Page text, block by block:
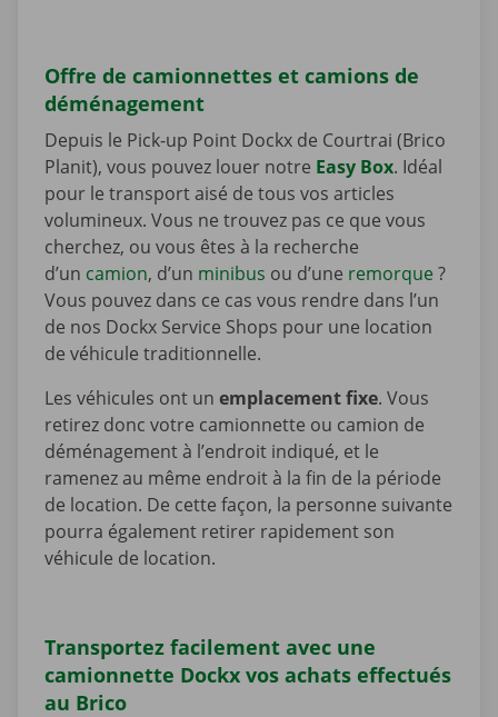
Offre de camionnettes et camions de
déménagement
Depuis le Pick-up Point Dockx de Courtrai (Brico
Planit), vous pouvez louer notre Easy Box. Idéal
pour le transport aisé de tous vos articles
volumineux. Vous ne trouvez pas ce que vous
cherchez, ou vous êtes à la recherche
d’un camion, d’un minibus ou d’une remorque ?
Vous pouvez dans ce cas vous rendre dans l’un
de nos Dockx Service Shops pour une location
de véhicule traditionnelle.
Les véhicules ont un emplacement fixe. Vous
retirez donc votre camionnette ou camion de
déménagement à l’endroit indiqué, et le
ramenez au même endroit à la fin de la période
de location. De cette façon, la personne suivante
pourra également retirer rapidement son
véhicule de location.
Transportez facilement avec une
camionnette Dockx vos achats effectués
au Brico